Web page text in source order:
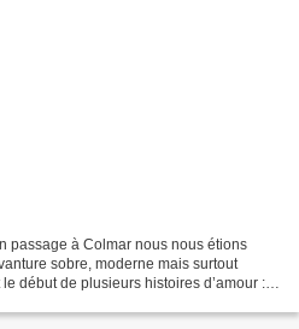
passage à Colmar nous nous étions
sobre, moderne mais surtout
début de plusieurs histoires d’amour :